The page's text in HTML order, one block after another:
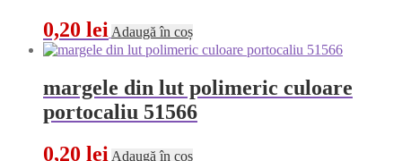
0,20 lei Adaugă în coș
margele din lut polimeric culoare
portocaliu 51566
0,20 lei Adaugă în coș